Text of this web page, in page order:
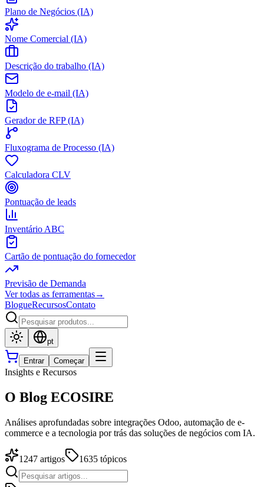
Plano de Negócios (IA)
Nome Comercial (IA)
Descrição do trabalho (IA)
Modelo de e-mail (IA)
Gerador de RFP (IA)
Fluxograma de Processo (IA)
Calculadora CLV
Pontuação de leads
Inventário ABC
Cartão de pontuação do fornecedor
Previsão de Demanda
Ver todas as ferramentas→
BlogueRecursosContato
pt
Entrar Começar
Insights e Recursos
O Blog ECOSIRE
Análises aprofundadas sobre integrações Odoo, automação de e-
commerce e a tecnologia por trás das soluções de negócios com IA.
1247 artigos 1635 tópicos